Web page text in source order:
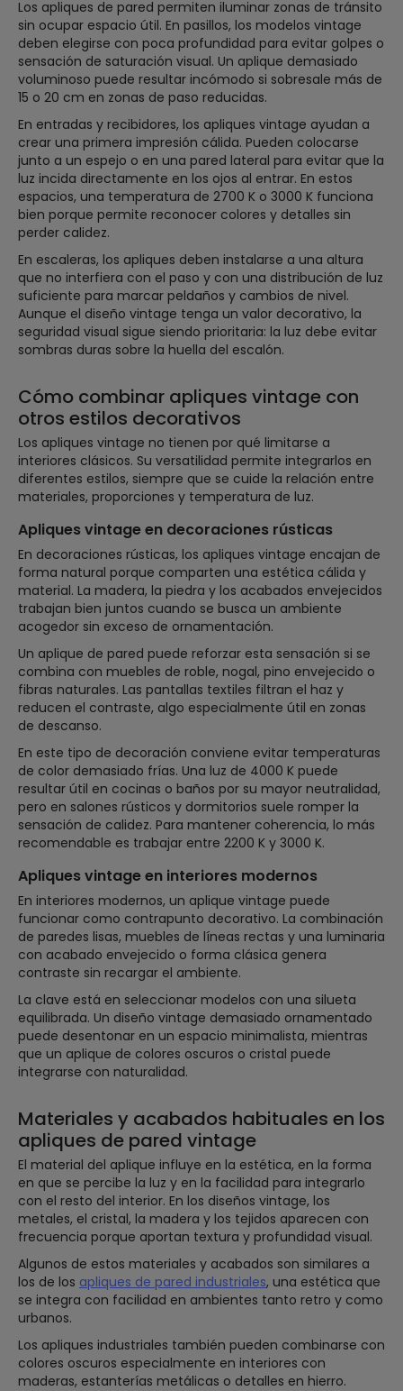
Los apliques de pared permiten iluminar zonas de tránsito
sin ocupar espacio útil. En pasillos, los modelos vintage
deben elegirse con poca profundidad para evitar golpes o
sensación de saturación visual. Un aplique demasiado
voluminoso puede resultar incómodo si sobresale más de
15 o 20 cm en zonas de paso reducidas.
En entradas y recibidores, los apliques vintage ayudan a
crear una primera impresión cálida. Pueden colocarse
junto a un espejo o en una pared lateral para evitar que la
luz incida directamente en los ojos al entrar. En estos
espacios, una temperatura de 2700 K o 3000 K funciona
bien porque permite reconocer colores y detalles sin
perder calidez.
En escaleras, los apliques deben instalarse a una altura
que no interfiera con el paso y con una distribución de luz
suficiente para marcar peldaños y cambios de nivel.
Aunque el diseño vintage tenga un valor decorativo, la
seguridad visual sigue siendo prioritaria: la luz debe evitar
sombras duras sobre la huella del escalón.
Cómo combinar apliques vintage con
otros estilos decorativos
Los apliques vintage no tienen por qué limitarse a
interiores clásicos. Su versatilidad permite integrarlos en
diferentes estilos, siempre que se cuide la relación entre
materiales, proporciones y temperatura de luz.
Apliques vintage en decoraciones rústicas
En decoraciones rústicas, los apliques vintage encajan de
forma natural porque comparten una estética cálida y
material. La madera, la piedra y los acabados envejecidos
trabajan bien juntos cuando se busca un ambiente
acogedor sin exceso de ornamentación.
Un aplique de pared puede reforzar esta sensación si se
combina con muebles de roble, nogal, pino envejecido o
fibras naturales. Las pantallas textiles filtran el haz y
reducen el contraste, algo especialmente útil en zonas
de descanso.
En este tipo de decoración conviene evitar temperaturas
de color demasiado frías. Una luz de 4000 K puede
resultar útil en cocinas o baños por su mayor neutralidad,
pero en salones rústicos y dormitorios suele romper la
sensación de calidez. Para mantener coherencia, lo más
recomendable es trabajar entre 2200 K y 3000 K.
Apliques vintage en interiores modernos
En interiores modernos, un aplique vintage puede
funcionar como contrapunto decorativo. La combinación
de paredes lisas, muebles de líneas rectas y una luminaria
con acabado envejecido o forma clásica genera
contraste sin recargar el ambiente.
La clave está en seleccionar modelos con una silueta
equilibrada. Un diseño vintage demasiado ornamentado
puede desentonar en un espacio minimalista, mientras
que un aplique de colores oscuros o cristal puede
integrarse con naturalidad.
Materiales y acabados habituales en los
apliques de pared vintage
El material del aplique influye en la estética, en la forma
en que se percibe la luz y en la facilidad para integrarlo
con el resto del interior. En los diseños vintage, los
metales, el cristal, la madera y los tejidos aparecen con
frecuencia porque aportan textura y profundidad visual.
Algunos de estos materiales y acabados son similares a
los de los apliques de pared industriales, una estética que
se integra con facilidad en ambientes tanto retro y como
urbanos.
Los apliques industriales también pueden combinarse con
colores oscuros especialmente en interiores con
maderas, estanterías metálicas o detalles en hierro.